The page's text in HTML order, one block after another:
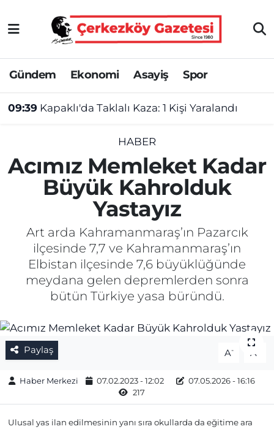
Gündem Ekonomi Asayiş Spor
09:39 Kapaklı'da Taklalı Kaza: 1 Kişi Yaralandı
HABER
Acımız Memleket Kadar
Büyük Kahrolduk
Yastayız
Art arda Kahramanmaraş’ın Pazarcık
ilçesinde 7,7 ve Kahramanmaraş’ın
Elbistan ilçesinde 7,6 büyüklüğünde
meydana gelen depremlerden sonra
bütün Türkiye yasa büründü.
Paylaş A- A
Haber Merkezi 07.02.2023 - 12:02
07.05.2026 - 16:16
217
Ulusal yas ilan edilmesinin yanı sıra okullarda da eğitime ara
Asayiş
Ekonomi
Gündem
Kültür&Sanat
Manşet
SAĞLIK
Spor
Gizlilik Sözleşmesi
İletişim
Künye
Topluluk Kuralları
Yayın İlkeleri
Tekirdağ Nöbetçi Eczaneler
Tekirdağ Hava Durumu
Tekirdağ Namaz Vakitleri
Tekirdağ Trafik Yoğunluk Haritası
Süper Lig Puan Durumu ve Fikstür
Tüm Manşetler
Son Dakika Haberleri
Haber Arşivi